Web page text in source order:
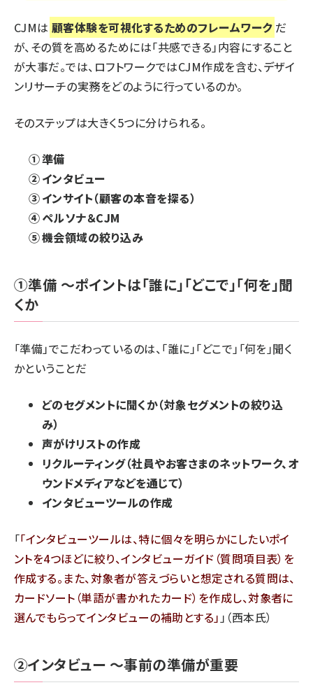
CJMは 顧客体験を可視化するためのフレームワーク だ
が、その質を高めるためには「共感できる」内容にすること
が大事だ。では、ロフトワークではCJM作成を含む、デザイ
ンリサーチの実務をどのように行っているのか。
そのステップは大きく5つに分けられる。
準備
インタビュー
インサイト（顧客の本音を探る）
ペルソナ＆CJM
機会領域の絞り込み
①準備 ～ポイントは「誰に」「どこで」「何を」聞
くか
「準備」でこだわっているのは、「誰に」「どこで」「何を」聞く
かということだ
どのセグメントに聞くか（対象セグメントの絞り込
み）
声がけリストの作成
リクルーティング（社員やお客さまのネットワーク、オ
ウンドメディアなどを通じて）
インタビューツールの作成
「 インタビューツールは、特に個々を明らかにしたいポイ
ントを4つほどに絞り、インタビューガイド（質問項目表）を
作成する。また、対象者が答えづらいと想定される質問は、
カードソート（単語が書かれたカード）を作成し、対象者に
選んでもらってインタビューの補助とする 」（西本氏）
②インタビュー ～事前の準備が重要